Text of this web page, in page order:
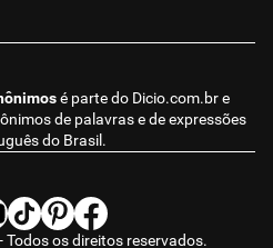
é parte do Dicio.com.bre
de palavras e de expressões
do Brasil.
Todos os direitos reservados.